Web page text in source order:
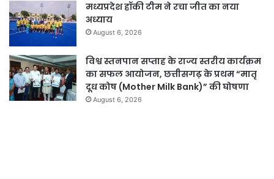
मध्यप्रदेश हॉकी टीम ने रचा जीत का नया
अध्याय
August 6, 2026
विश्व स्तनपान सप्ताह के राज्य स्तरीय कार्यक्रम
का सफल आयोजन, छत्तीसगढ़ के प्रथम “मातृ
दूध कोष (Mother Milk Bank)” की घोषणा
August 6, 2026